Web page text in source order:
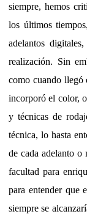
siempre, hemos
los últimos
adelantos
realización. Sin
como cuando llegó
incorporó el color,
y técnicas de
técnica, lo hasta
de cada adelanto o
facultad para
para entender que
siempre se